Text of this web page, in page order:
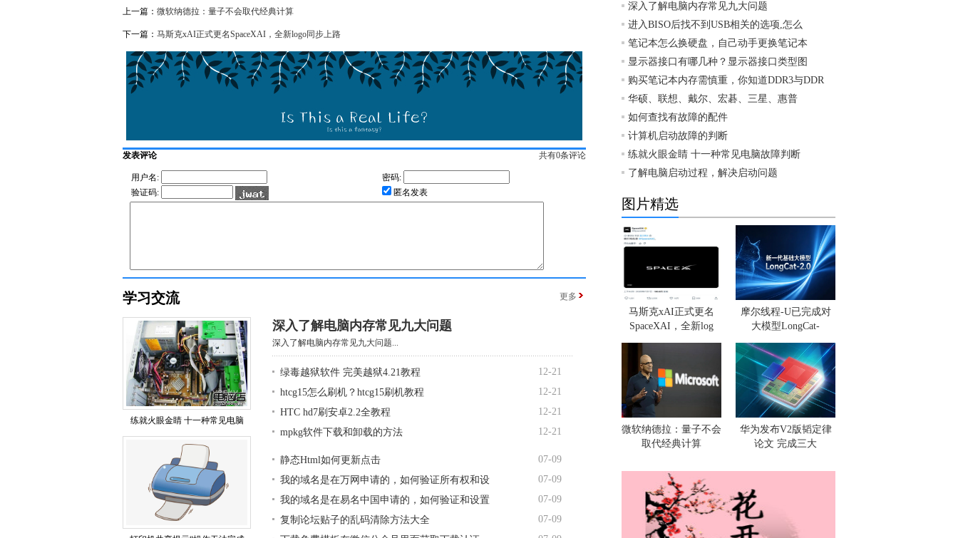
上一篇： 微软纳德拉：量子不会取代经典计算
下一篇： 马斯克xAI正式更名SpaceXAI，全新logo同步上路
发表评论 共有0条评论
用户名:
密码:
验证码:
匿名发表
学习交流 更多
练就火眼金睛 十一种常见电脑
深入了解电脑内存常见九大问题
深入了解电脑内存常见九大问题...
绿毒越狱软件 完美越狱4.21教程
12-21
htcg15怎么刷机？htcg15刷机教程
12-21
HTC hd7刷安卓2.2全教程
12-21
mpkg软件下载和卸载的方法
12-21
静态Html如何更新点击
07-09
我的域名是在万网申请的，如何验证所有权和设
07-09
我的域名是在易名中国申请的，如何验证和设置
07-09
复制论坛贴子的乱码清除方法大全
07-09
深入了解电脑内存常见九大问题
进入BISO后找不到USB相关的选项,怎么
笔记本怎么换硬盘，自己动手更换笔记本
显示器接口有哪几种？显示器接口类型图
购买笔记本内存需慎重，你知道DDR3与DDR
华硕、联想、戴尔、宏碁、三星、惠普
如何查找有故障的配件
计算机启动故障的判断
练就火眼金睛 十一种常见电脑故障判断
了解电脑启动过程，解决启动问题
图片精选
马斯克xAI正式更名
SpaceXAI，全新log
摩尔线程-U已完成对
大模型LongCat-
微软纳德拉：量子不会
取代经典计算
华为发布V2版韬定律
论文 完成三大